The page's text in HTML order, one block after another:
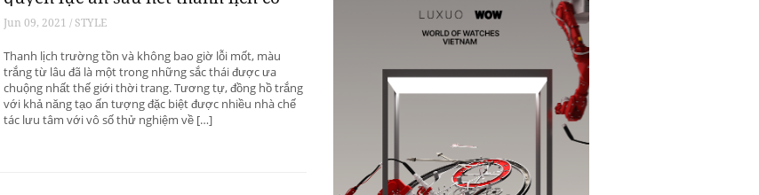
hữu
Jun 09, 2021 / STYLE
Thanh lịch trường tồn và không bao giờ lỗi mốt, màu
trắng từ lâu đã là một trong những sắc thái được ưa
chuộng nhất thế giới thời trang. Tương tự, đồng hồ trắng
với khả năng tạo ấn tượng đặc biệt được nhiều nhà chế
tác lưu tâm với vô số thử nghiệm về […]